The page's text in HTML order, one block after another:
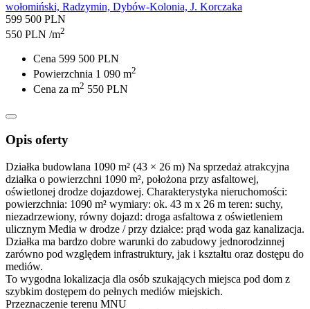
wołomiński, Radzymin, Dybów-Kolonia, J. Korczaka
599 500 PLN
550 PLN /m2
Cena 599 500 PLN
Powierzchnia 1 090 m2
Cena za m2 550 PLN
Opis oferty
Działka budowlana 1090 m² (43 × 26 m) Na sprzedaż atrakcyjna
działka o powierzchni 1090 m², położona przy asfaltowej,
oświetlonej drodze dojazdowej. Charakterystyka nieruchomości:
powierzchnia: 1090 m² wymiary: ok. 43 m x 26 m teren: suchy,
niezadrzewiony, równy dojazd: droga asfaltowa z oświetleniem
ulicznym Media w drodze / przy działce: prąd woda gaz kanalizacja.
Działka ma bardzo dobre warunki do zabudowy jednorodzinnej
zarówno pod względem infrastruktury, jak i kształtu oraz dostępu do
mediów.
To wygodna lokalizacja dla osób szukających miejsca pod dom z
szybkim dostępem do pełnych mediów miejskich.
Przeznaczenie terenu MNU